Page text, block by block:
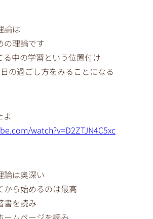
論は
の理論です
る中の学習という位置付け
の過ごし方をみることになる
よ
watch?v=D2ZTJN4C5xc
論は奥深い
から始めるのは最高
書を読み